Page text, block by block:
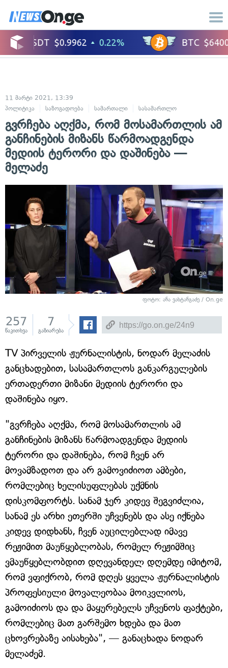
11 მარტი 2021, 13:39
პოლიტიკა
საზოგადოება სამართალი სასამართლო
გვრჩება აღქმა, რომ მოსამართლის ამ
განჩინების მიზანს წარმოადგენდა
მედიის ტერორი და დაშინება —
მელაძე
ფოტო: ანა ვახტანგაძე / On.ge
257
წაკითხვა
7
გაზიარება
TV პირველის ჟურნალისტის, ნოდარ მელაძის
განცხადებით, სასამართლოს განკარგულების
ერთადერთი მიზანი მედიის ტერორი და
დაშინება იყო.
"გვრჩება აღქმა, რომ მოსამართლის ამ
განჩინების მიზანს წარმოადგენდა მედიის
ტერორი და დაშინება, რომ ჩვენ არ
მოვამზადოთ და არ გამოვიძიოთ ამბები,
რომლებიც ხელისუფლებას უქმნის
დისკომფორტს. სანამ ჯერ კიდევ შეგვიძლია,
სანამ ეს არხი ეთერში უჩვენებს და ასე იქნება
კიდევ დიდხანს, ჩვენ აუცილებლად იმავე
რეჟიმით მაუწყებლობას, რომელ რეჟიმშიც
ვმაუწყებლობდით დღევანდელ დღემდე იმიტომ,
რომ ვფიქრობ, რომ დღეს ყველა ჟურნალისტის
პროფესიული მოვალეობაა მოიკვლიოს,
გამოიძიოს და და მაყურებელს უჩვენოს ფაქტები,
რომლებიც მათ გარშემო ხდება და მათ
ცხოვრებაზე აისახება", — განაცხადა ნოდარ
მელაძემ.